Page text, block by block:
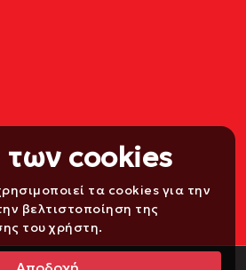
cookies
τα cookies για την
βελτιστοποίηση της
του χρήστη.